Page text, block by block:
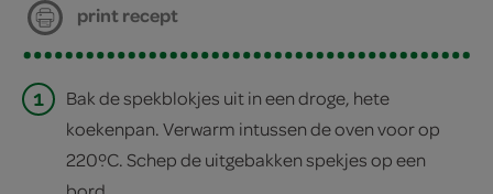
print recept
1
Bak de spekblokjes uit in een droge, hete
koekenpan. Verwarm intussen de oven voor op
220ºC. Schep de uitgebakken spekjes op een